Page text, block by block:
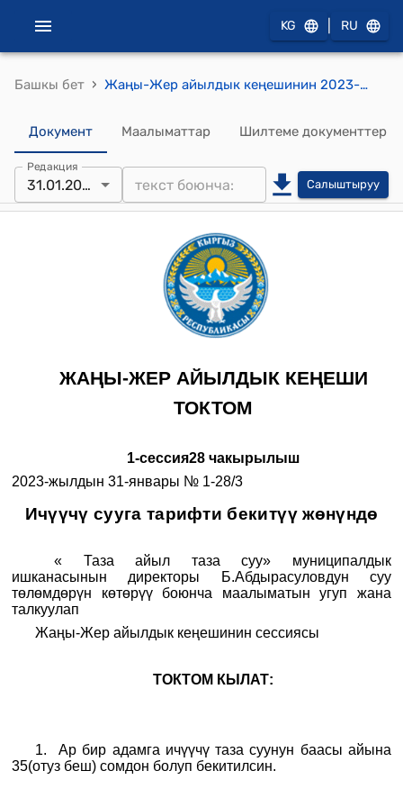
KG RU
Башкы бет › Жаңы-Жер айылдык кеңешинин 2023-жылдын 31-январындагы № 1-28/3 "Ичүүчү сууга тарифти бекитүү жөнүндө" токтому
Документ Маалыматтар Шилтеме документтер
Редакция
31.01.2023 Салыштыруу